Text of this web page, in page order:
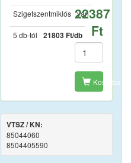
Szigetszentmiklós
van
5 db-tól 21803 Ft/db
22387
Ft
Kosárba
VTSZ / KN:
85044060
8504405590